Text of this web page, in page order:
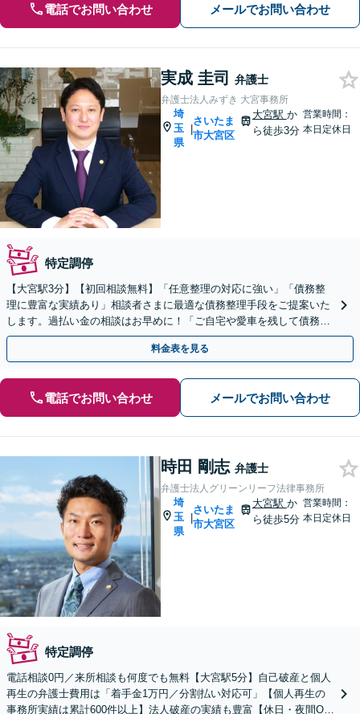
電話でお問い合わせ メールでお問い合わせ
実成 圭司 弁護士
弁護士法人みずき 大宮事務所
埼
玉
県
|
さいたま
市大宮区
大宮駅 か
ら徒歩3分
営業時間：
本日定休日
特定調停
【大宮駅3分】【初回相談無料】「任意整理の対応に強い」「債務整
理に豊富な実績あり」相談者さまに最適な債務整理手段をご提案いた
します。過払い金の相談はお早めに！「ご自宅や愛車を残して債務整
理したい方は任意整理を」【分割・後払い応相談】
料金表を見る
電話でお問い合わせ メールでお問い合わせ
時田 剛志 弁護士
弁護士法人グリーンリーフ法律事務所
埼
玉
県
|
さいたま
市大宮区
大宮駅 か
ら徒歩5分
営業時間：
本日定休日
特定調停
電話相談0円／来所相談も何度でも無料【大宮駅5分】自己破産と個人
再生の弁護士費用は「着手金1万円／分割払い対応可」【個人再生の
事務所実績は累計600件以上】法人破産の実績も豊富【休日・夜間O